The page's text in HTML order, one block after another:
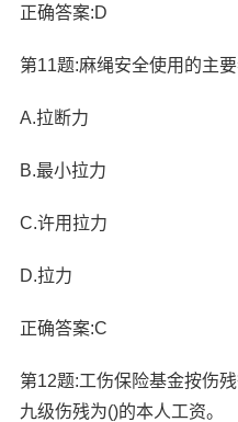
正确答案:D
第11题:麻绳安全使用的主要
A.拉断力
B.最小拉力
C.许用拉力
D.拉力
正确答案:C
第12题:工伤保险基金按伤
九级伤残为()的本人工资。